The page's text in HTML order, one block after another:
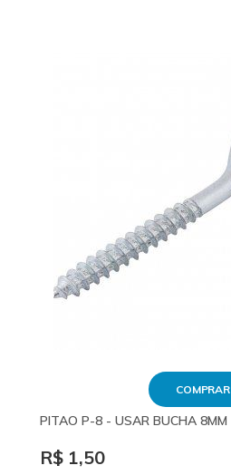
COMPRAR
PITAO P-8 - USAR BUCHA 8MM
R$ 1,50